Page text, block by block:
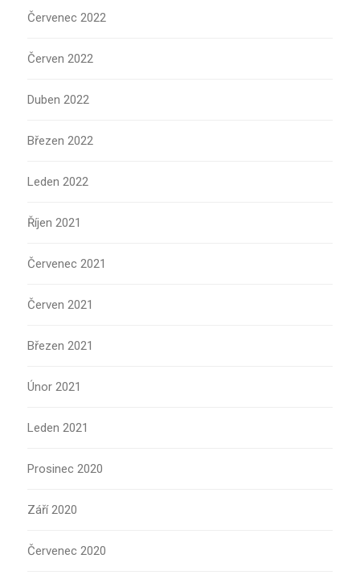
Červenec 2022
Červen 2022
Duben 2022
Březen 2022
Leden 2022
Říjen 2021
Červenec 2021
Červen 2021
Březen 2021
Únor 2021
Leden 2021
Prosinec 2020
Září 2020
Červenec 2020